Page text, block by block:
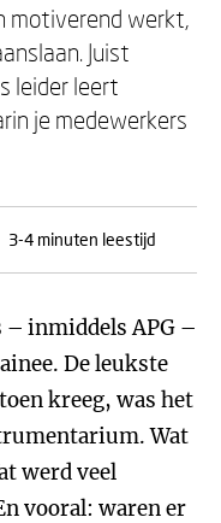
motiverend werkt,
Juist
leider leert
je medewerkers
3-4 minuten leestijd
inmiddels APG –
De leukste
kreeg, was het
Wat
werd veel
vooral: waren er